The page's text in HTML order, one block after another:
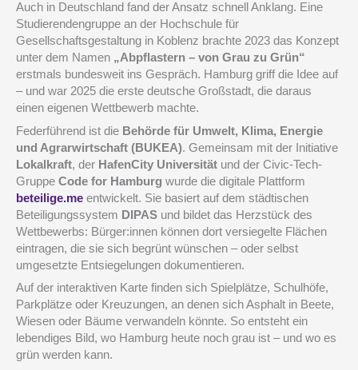
Auch in Deutschland fand der Ansatz schnell Anklang. Eine
Studierendengruppe an der Hochschule für
Gesellschaftsgestaltung in Koblenz brachte 2023 das Konzept
unter dem Namen „Abpflastern – von Grau zu Grün“
erstmals bundesweit ins Gespräch. Hamburg griff die Idee auf
– und war 2025 die erste deutsche Großstadt, die daraus
einen eigenen Wettbewerb machte.
Federführend ist die Behörde für Umwelt, Klima, Energie
und Agrarwirtschaft (BUKEA). Gemeinsam mit der Initiative
Lokalkraft, der HafenCity Universität und der Civic-Tech-
Gruppe Code for Hamburg wurde die digitale Plattform
beteilige.me entwickelt. Sie basiert auf dem städtischen
Beteiligungssystem DIPAS und bildet das Herzstück des
Wettbewerbs: Bürger:innen können dort versiegelte Flächen
eintragen, die sie sich begrünt wünschen – oder selbst
umgesetzte Entsiegelungen dokumentieren.
Auf der interaktiven Karte finden sich Spielplätze, Schulhöfe,
Parkplätze oder Kreuzungen, an denen sich Asphalt in Beete,
Wiesen oder Bäume verwandeln könnte. So entsteht ein
lebendiges Bild, wo Hamburg heute noch grau ist – und wo es
grün werden kann.